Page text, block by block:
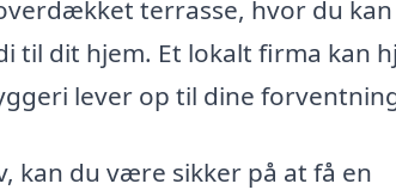
terrasse, hvor du kan
til dit hjem. Et lokalt firma kan
lever op til dine
kan du være sikker på at få en